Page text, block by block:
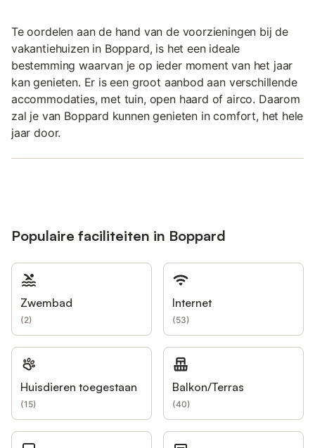
Te oordelen aan de hand van de voorzieningen bij de
vakantiehuizen in Boppard, is het een ideale
bestemming waarvan je op ieder moment van het jaar
kan genieten. Er is een groot aanbod aan verschillende
accommodaties, met tuin, open haard of airco. Daarom
zal je van Boppard kunnen genieten in comfort, het hele
jaar door.
Populaire faciliteiten in Boppard
Zwembad
(2)
Internet
(53)
Huisdieren toegestaan
(15)
Balkon/Terras
(40)